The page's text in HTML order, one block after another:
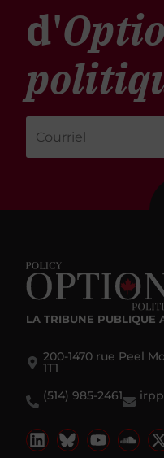
d'
LA TRIBUNE PUBLIQUE
200-1470 rue Peel
1T1
(514) 985-2461